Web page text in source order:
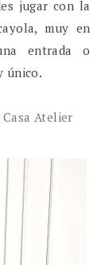
jugar con la
muy en
entrada o
único.
Casa Atelier